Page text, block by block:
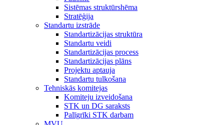
Sistēmas struktūrshēma
Stratēģija
Standartu izstrāde
Standartizācijas struktūra
Standartu veidi
Standartizācijas process
Standartizācijas plāns
Projektu aptauja
Standartu tulkošana
Tehniskās komitejas
Komiteju izveidošana
STK un DG saraksts
Palīgrīki STK darbam